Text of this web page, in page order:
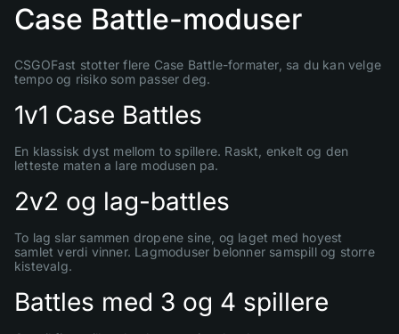
Case Battle-moduser
CSGOFast stotter flere Case Battle-formater, sa du kan velge
tempo og risiko som passer deg.
1v1 Case Battles
En klassisk dyst mellom to spillere. Raskt, enkelt og den
letteste maten a lare modusen pa.
2v2 og lag-battles
To lag slar sammen dropene sine, og laget med hoyest
samlet verdi vinner. Lagmoduser belonner samspill og storre
kistevalg.
Battles med 3 og 4 spillere